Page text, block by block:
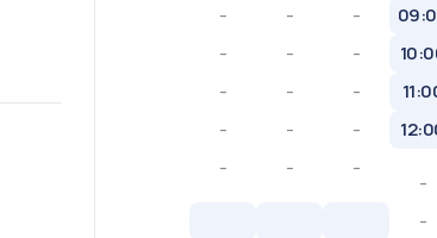
-
-
-
-
-
-
-
-
-
-
-
-
-
-
-
-
-